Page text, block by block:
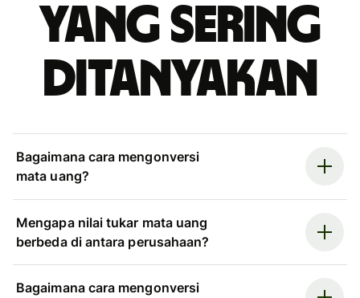
yang sering
ditanyakan
Bagaimana cara mengonversi
mata uang?
Mengapa nilai tukar mata uang
berbeda di antara perusahaan?
Bagaimana cara mengonversi